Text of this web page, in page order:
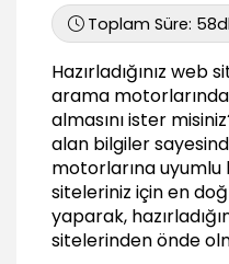
Anahtar kelimelerin
02:28
Kod karışıklığını
01:07
Site içeriğini
03:28
Site içi ve site
03:39
Site Dışında
Toplam Süre:
Hazırladığınız
arama
almasını ister
alan bilgiler
motorlarına
siteleriniz için en
yaparak,
sitelerinden önde